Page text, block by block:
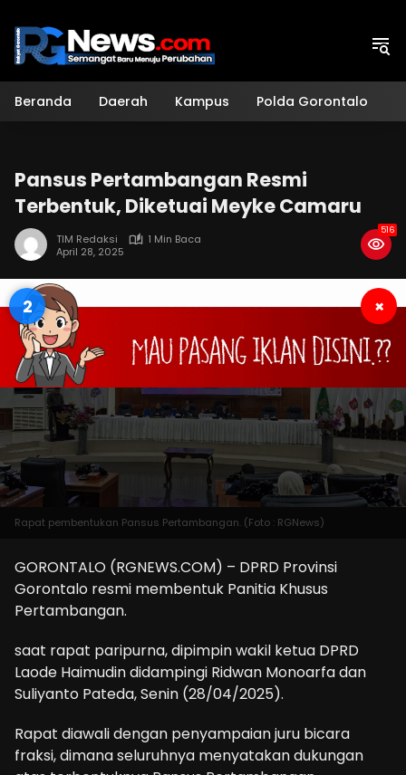
konten
Beranda Daerah Kampus Polda Gorontalo
Pansus Pertambangan Resmi
Terbentuk, Diketuai Meyke Camaru
TIM Redaksi
1 Min Baca
April 28, 2025
516
2 ×
Rapat pembentukan Pansus Pertambangan. (Foto : RGNews)
GORONTALO (RGNEWS.COM) – DPRD Provinsi
Gorontalo resmi membentuk Panitia Khusus
Pertambangan.
saat rapat paripurna, dipimpin wakil ketua DPRD
Laode Haimudin didampingi Ridwan Monoarfa dan
Suliyanto Pateda, Senin (28/04/2025).
Rapat diawali dengan penyampaian juru bicara
fraksi, dimana seluruhnya menyatakan dukungan